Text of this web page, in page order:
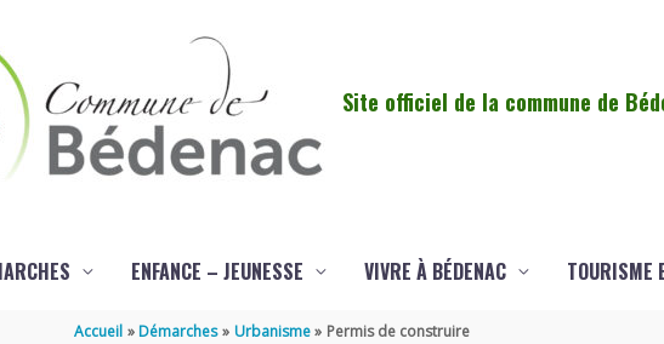
Site officiel de la commune de
ENFANCE – JEUNESSE VIVRE À BÉDENAC TOURISME
Accueil Démarches Urbanisme Permis de construire